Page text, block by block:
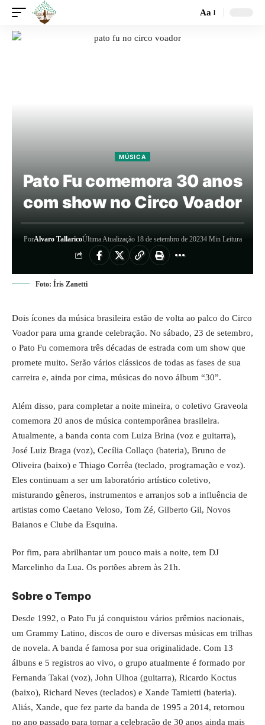
Aa
MÚSICA
Pato Fu comemora 30 anos
com show no Circo Voador
PorAlvaro TallaricoÚltima Atualização 18 de setembro de 20234 Min Leitura
Foto: Íris Zanetti
Dois ícones da música brasileira estão de volta ao palco do Circo
Voador para uma grande celebração. No sábado, 23 de setembro,
o Pato Fu comemora três décadas de estrada com um show que
promete muito. Serão vários clássicos de todas as fases de sua
carreira e, ainda por cima, músicas do novo álbum “30”.
Além disso, para completar a noite mineira, o coletivo Graveola
comemora 20 anos de música contemporânea brasileira.
Atualmente, a banda conta com Luiza Brina (voz e guitarra),
José Luiz Braga (voz), Cecília Collaço (bateria), Bruno de
Oliveira (baixo) e Thiago Corrêa (teclado, programação e voz).
Eles continuam a ser um laboratório artístico coletivo,
misturando gêneros, instrumentos e arranjos sob a influência de
artistas como Caetano Veloso, Tom Zé, Gilberto Gil, Novos
Baianos e Clube da Esquina.
Por fim, para abrilhantar um pouco mais a noite, tem DJ
Marcelinho da Lua. Os portões abrem às 21h.
Sobre o Tempo
Desde 1992, o Pato Fu já conquistou vários prêmios nacionais,
um Grammy Latino, discos de ouro e diversas músicas em trilhas
de novela. A banda é famosa por sua originalidade. Com 13
álbuns e 5 registros ao vivo, o grupo atualmente é formado por
Fernanda Takai (voz), John Ulhoa (guitarra), Ricardo Koctus
(baixo), Richard Neves (teclados) e Xande Tamietti (bateria).
Aliás, Xande, que fez parte da banda de 1995 a 2014, retornou
no ano passado para tornar a celebração de 30 anos ainda mais